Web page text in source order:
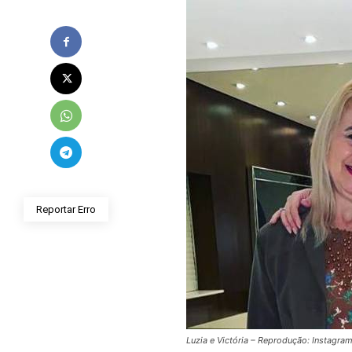
Reportar Erro
Luzia e Victória – Reprodução: Instagram